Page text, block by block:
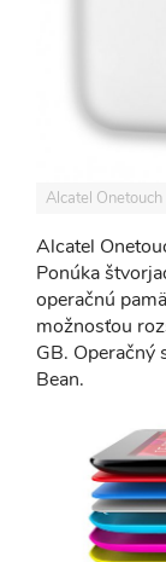
Alcatel Onetouch
Alcatel
Ponúka
operačnú
možnosťou
GB. Operačný
Bean.